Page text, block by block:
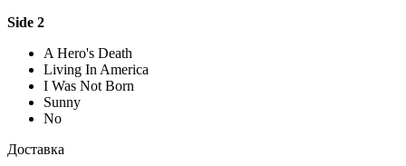
Side 2
A Hero's Death
Living In America
I Was Not Born
Sunny
No
Доставка